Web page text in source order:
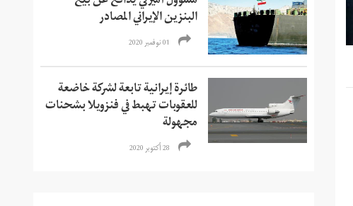
البنزين الإيراني المصادر
01 نوفمبر 2020
طائرة إيرانية تابعة لشركة خاضعة
للعقوبات تهبط في فنزويلا بشحنات
مجهولة
28 أكتوبر 2020